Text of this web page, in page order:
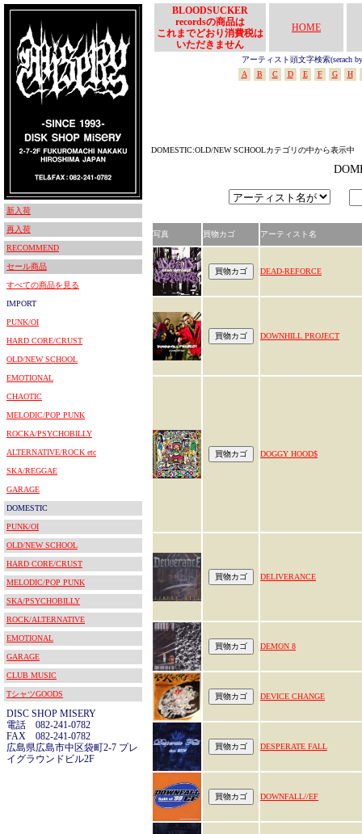
新入荷
再入荷
RECOMMEND
セール商品
すべての商品を見る
IMPORT
PUNK/OI
HARD CORE/CRUST
OLD/NEW SCHOOL
EMOTIONAL
CHAOTIC
MELODIC/POP PUNK
ROCKA/PSYCHOBILLY
ALTERNATIVE/ROCK etc
SKA/REGGAE
GARAGE
DOMESTIC
PUNK/OI
OLD/NEW SCHOOL
HARD CORE/CRUST
MELODIC/POP PUNK
SKA/PSYCHOBILLY
ROCK/ALTERNATIVE
EMOTIONAL
GARAGE
CLUB MUSIC
TシャツGOODS
DISC SHOP MISERY
電話 082-241-0782
FAX 082-241-0782
広島県広島市中区袋町2-7 プレ
イグラウンドビル2F
BLOODSUCKER
recordsの商品は
これまでどおり消費税は
いただきません
HOME
アーティスト頭文字検索(serach
A
B C D E F G H
DOMESTIC:OLD/NEW SCHOOLカテゴリの中から表示中
写真 買物カゴ アーティスト名
DEAD-REFORCE
DOWNHILL PROJECT
DOGGY HOOD$
DELIVERANCE
DEMON 8
DEVICE CHANGE
DESPERATE FALL
DOWNFALL//EF